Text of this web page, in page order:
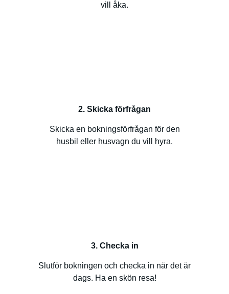
vill åka.
2. Skicka förfrågan
Skicka en bokningsförfrågan för den
husbil eller husvagn du vill hyra.
3. Checka in
Slutför bokningen och checka in när det är
dags. Ha en skön resa!